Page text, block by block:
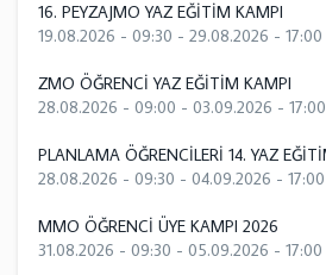
16. PEYZAJMO YAZ EĞİTİM KAMPI
19.08.2026 - 09:30 - 29.08.2026 - 17:00
ZMO ÖĞRENCİ YAZ EĞİTİM KAMPI
28.08.2026 - 09:00 - 03.09.2026 - 17:00
PLANLAMA ÖĞRENCİLERİ 14. YAZ
28.08.2026 - 09:30 - 04.09.2026 - 17:00
MMO ÖĞRENCİ ÜYE KAMPI 2026
31.08.2026 - 09:30 - 05.09.2026 - 17:00